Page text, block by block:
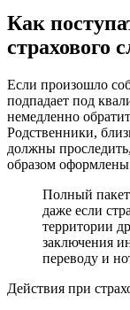
Как
страхового
Если произошло
подпадает под
немедленно
Родственники,
должны
образом
Полный
даже если
территории
заключения
переводу и
Действия при